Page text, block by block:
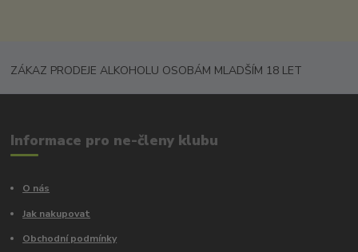
ZÁKAZ PRODEJE ALKOHOLU OSOBÁM MLADŠÍM 18 LET
Informace pro ne-členy klubu
O nás
Jak nakupovat
Obchodní podmínky